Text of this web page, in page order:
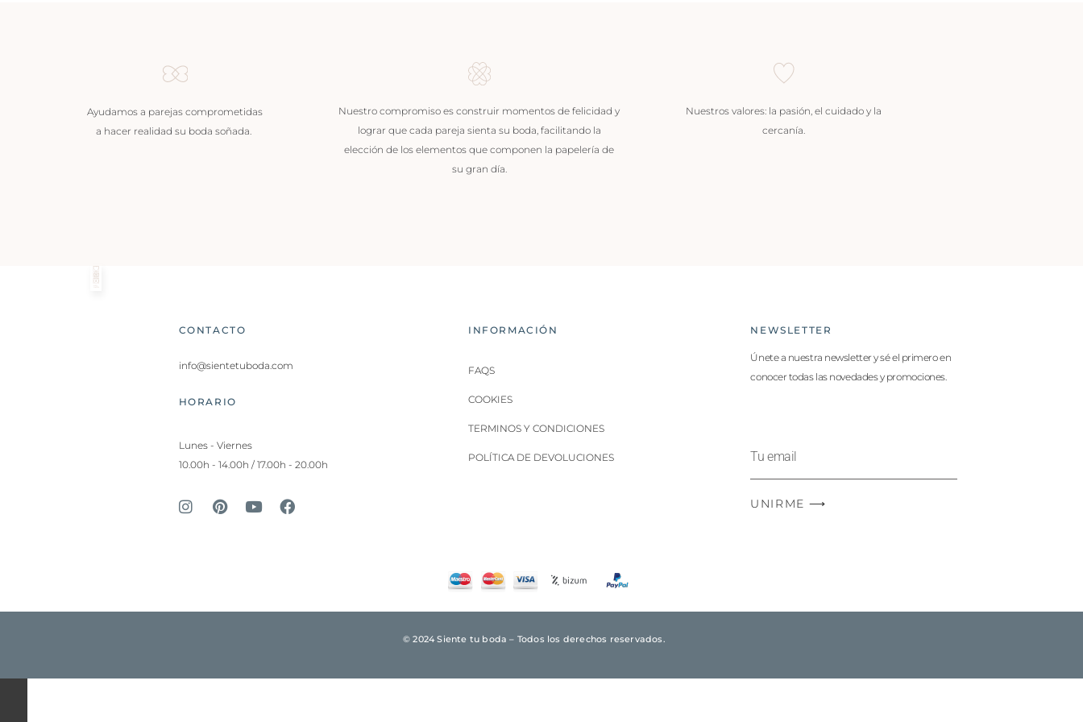
Ayudamos a parejas comprometidas
a hacer realidad su boda soñada.
Nuestro compromiso es construir momentos de felicidad y
lograr que cada pareja sienta su boda, facilitando la
elección de los elementos que componen la papelería de
su gran día.
Nuestros valores: la pasión, el cuidado y la
cercanía.
CONTACTO
info@sientetuboda.com
HORARIO
Lunes - Viernes
10.00h - 14.00h / 17.00h - 20.00h
INFORMACIÓN
FAQS
COOKIES
TERMINOS Y CONDICIONES
POLÍTICA DE DEVOLUCIONES
NEWSLETTER
Únete a nuestra newsletter y sé el primero en
conocer todas las novedades y promociones.
UNIRME ⟶
© 2024 Siente tu boda – Todos los derechos reservados.